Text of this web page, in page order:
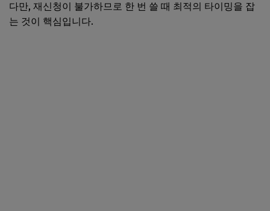
다만, 재신청이 불가하므로 한 번 쓸 때 최적의 타이밍을 잡
는 것이 핵심입니다.